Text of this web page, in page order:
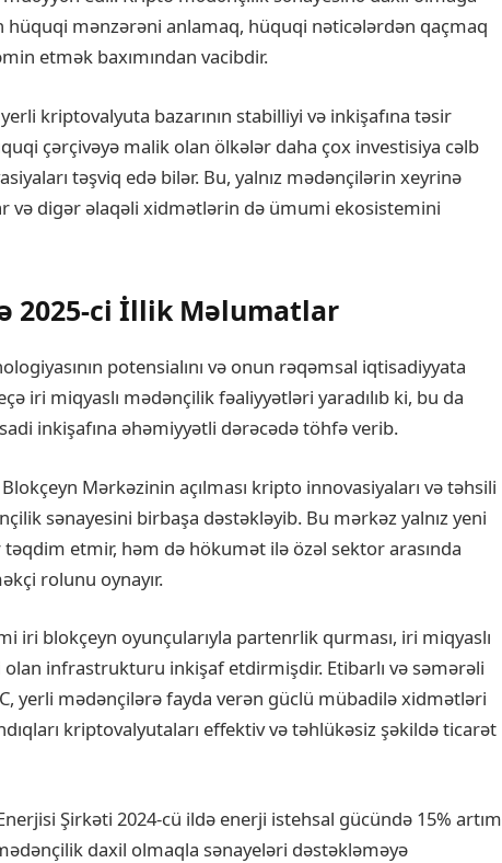
hüquqi mənzərəni anlamaq, hüquqi nəticələrdən qaçmaq
etmək baxımından vacibdir.
kriptovalyuta bazarının stabilliyi və inkişafına təsir
çərçivəyə malik olan ölkələr daha çox investisiya cəlb
təşviq edə bilər. Bu, yalnız mədənçilərin xeyrinə
və digər əlaqəli xidmətlərin də ümumi ekosistemini
2025-ci İllik Məlumatlar
potensialını və onun rəqəmsal iqtisadiyyata
iri miqyaslı mədənçilik fəaliyyətləri yaradılıb ki, bu da
inkişafına əhəmiyyətli dərəcədə töhfə verib.
Mərkəzinin açılması kripto innovasiyaları və təhsili
sənayesini birbaşa dəstəkləyib. Bu mərkəz yalnız yeni
etmir, həm də hökumət ilə özəl sektor arasında
rolunu oynayır.
iri blokçeyn oyunçularıyla partenrlik qurması, iri miqyaslı
infrastrukturu inkişaf etdirmişdir. Etibarlı və səmərəli
yerli mədənçilərə fayda verən güclü mübadilə xidmətləri
kriptovalyutaları effektiv və təhlükəsiz şəkildə ticarət
Şirkəti 2024-cü ildə enerji istehsal gücündə 15% artım
daxil olmaqla sənayeləri dəstəkləməyə